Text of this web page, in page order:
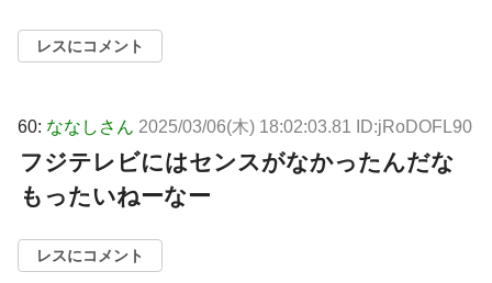
レスにコメント
60: ななしさん 2025/03/06(木) 18:02:03.81 ID:jRoDOFL90
フジテレビにはセンスがなかったんだな
もったいねーなー
レスにコメント